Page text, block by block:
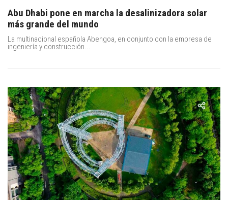
Abu Dhabi pone en marcha la desalinizadora solar
más grande del mundo
La multinacional española Abengoa, en conjunto con la empresa de
ingeniería y construcción...